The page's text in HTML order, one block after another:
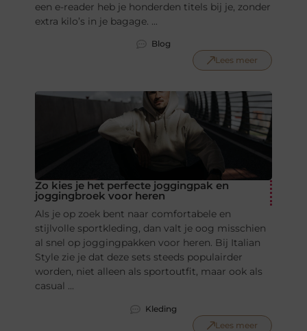
een e-reader heb je honderden titels bij je, zonder
extra kilo’s in je bagage. ...
Blog
Lees meer
Zo kies je het perfecte joggingpak en
joggingbroek voor heren
Als je op zoek bent naar comfortabele en
stijlvolle sportkleding, dan valt je oog misschien
al snel op joggingpakken voor heren. Bij Italian
Style zie je dat deze sets steeds populairder
worden, niet alleen als sportoutfit, maar ook als
casual ...
Kleding
Lees meer